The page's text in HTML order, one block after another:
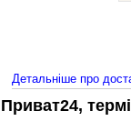
Детальніше про
Приват24,